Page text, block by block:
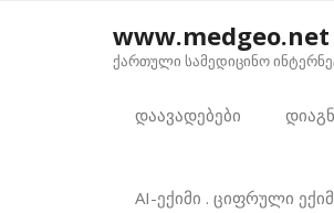
www.medgeo.net
ქართული სამედიცინო
დაავადებები
AI-ექიმი . ციფრული